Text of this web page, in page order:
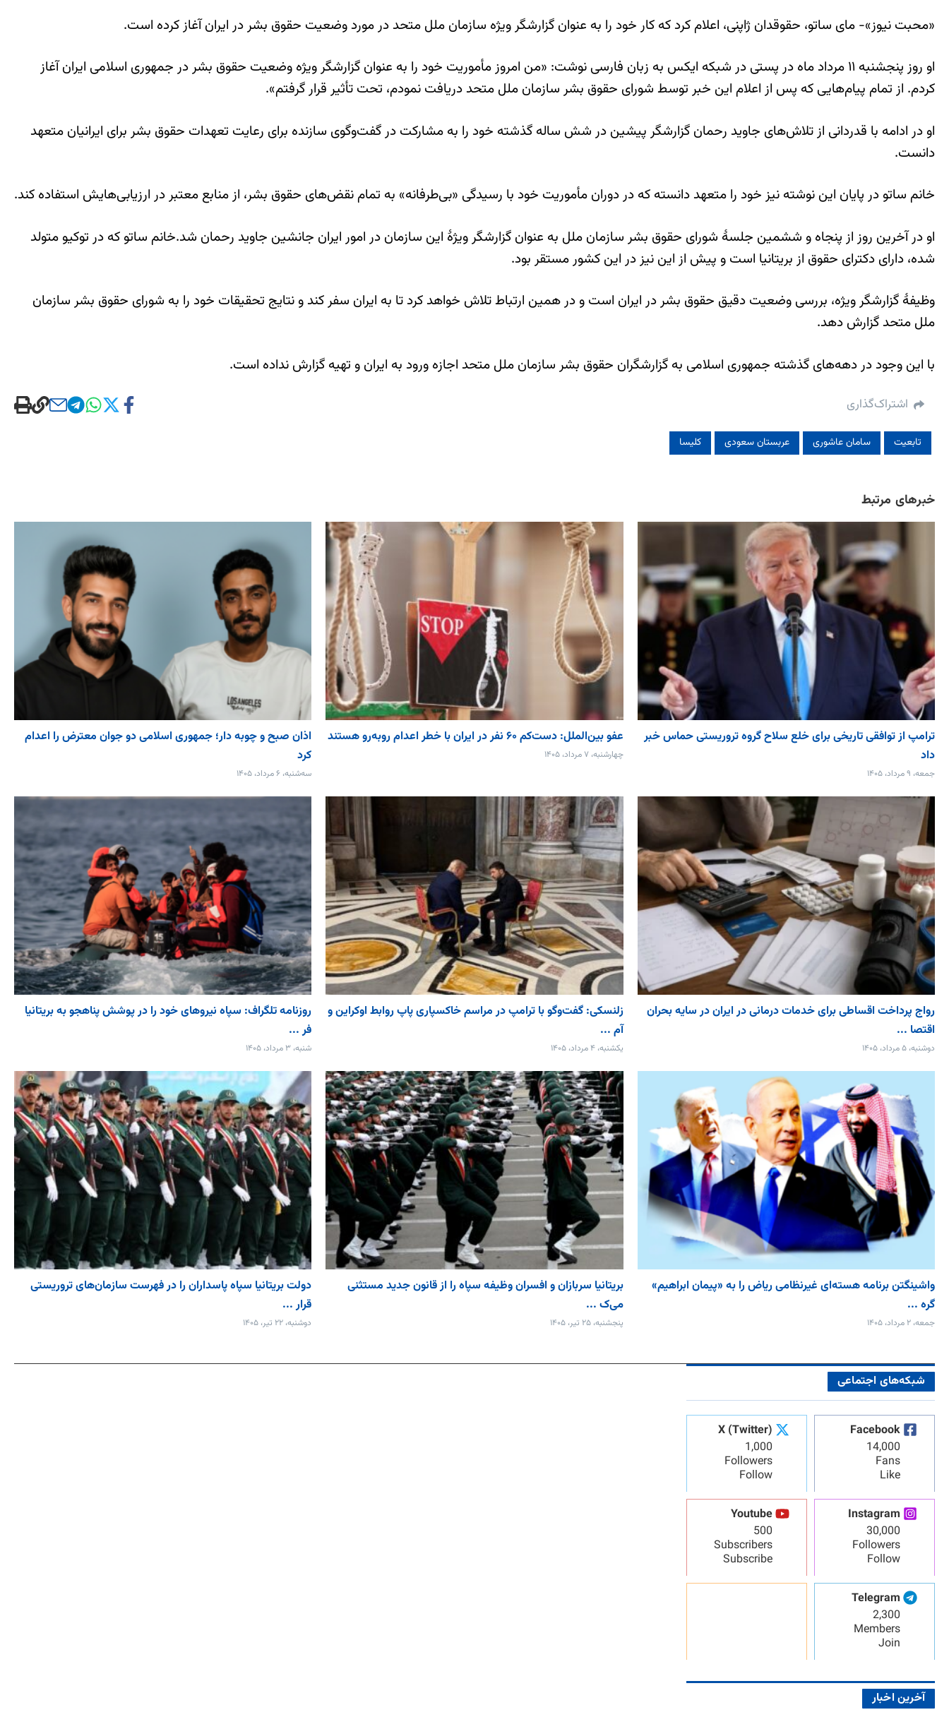
«محبت نیوز»- مای ساتو، حقوقدان ژاپنی، اعلام کرد که کار خود را به عنوان گزارشگر ویژه سازمان ملل متحد در مورد وضعیت حقوق بشر در ایران آغاز کرده است.
او روز پنجشنبه ۱۱ مرداد ماه در پستی در شبکه ایکس به زبان فارسی نوشت: «من امروز مأموریت خود را به عنوان گزارشگر ویژه وضعیت حقوق بشر در جمهوری اسلامی ایران آغاز
کردم. از تمام پیام‌هایی که پس از اعلام این خبر توسط شورای حقوق بشر سازمان ملل متحد دریافت نمودم، تحت تأثیر قرار گرفتم».
او در ادامه با قدردانی از تلاش‌های جاوید رحمان گزارشگر پیشین در شش ساله گذشته خود را به مشارکت در گفت‌وگوی سازنده برای رعایت تعهدات حقوق بشر برای ایرانیان متعهد
دانست.
خانم ساتو در پایان این نوشته نیز خود را متعهد دانسته که در دوران مأموریت خود با رسیدگی «بی‌طرفانه» به تمام نقض‌های حقوق بشر، از منابع معتبر در ارزیابی‌هایش استفاده کند.
او در آخرین روز از پنجاه و ششمین جلسۀ شورای حقوق بشر سازمان ملل به عنوان گزارشگر ویژۀ این سازمان در امور ایران جانشین جاوید رحمان شد.خانم ساتو که در توکیو متولد
شده، دارای دکترای حقوق از بریتانیا است و پیش از این نیز در این کشور مستقر بود.
وظیفهٔ گزارشگر ویژه، بررسی وضعیت دقیق حقوق بشر در ایران است و در همین ارتباط تلاش خواهد کرد تا به ایران سفر کند و نتایج تحقیقات خود را به شورای حقوق بشر سازمان
ملل متحد گزارش دهد.
با این وجود در دهه‌های گذشته جمهوری اسلامی به گزارشگران حقوق بشر سازمان ملل متحد اجازه ورود به ایران و تهیه گزارش نداده است.
اشتراک‌گذاری
تابعیت سامان عاشوری عربستان سعودی کلیسا
خبرهای مرتبط
ترامپ از توافقی تاریخی برای خلع ‌سلاح گروه تروریستی حماس خبر
داد
جمعه، ۹ مرداد، ۱۴۰۵
عفو بین‌الملل: دست‌کم ۶۰ نفر در ایران با خطر اعدام روبه‌رو هستند
چهارشنبه، ۷ مرداد، ۱۴۰۵
اذان صبح و چوبه دار؛ جمهوری اسلامی دو جوان معترض را اعدام
کرد
سه‌شنبه، ۶ مرداد، ۱۴۰۵
رواج پرداخت اقساطی برای خدمات درمانی در ایران در سایه بحران
اقتصا ...
دوشنبه، ۵ مرداد، ۱۴۰۵
زلنسکی: گفت‌وگو با ترامپ در مراسم خاکسپاری پاپ روابط اوکراین و
آم ...
یکشنبه، ۴ مرداد، ۱۴۰۵
روزنامه تلگراف: سپاه نیروهای خود را در پوشش پناهجو به بریتانیا
فر ...
شنبه، ۳ مرداد، ۱۴۰۵
واشینگتن برنامه هسته‌ای غیرنظامی ریاض را به «پیمان‌ ابراهیم»
گره ...
جمعه، ۲ مرداد، ۱۴۰۵
بریتانیا سربازان و افسران وظیفه سپاه را از قانون جدید مستثنی
می‌ک ...
پنجشنبه، ۲۵ تیر، ۱۴۰۵
دولت بریتانیا سپاه پاسداران را در فهرست سازمان‌های تروریستی
قرار ...
دوشنبه، ۲۲ تیر، ۱۴۰۵
شبکه‌های اجتماعی
Facebook
14,000
Fans
Like
X (Twitter)
1,000
Followers
Follow
Instagram
30,000
Followers
Follow
Youtube
500
Subscribers
Subscribe
Telegram
2,300
Members
Join
آخرین اخبار